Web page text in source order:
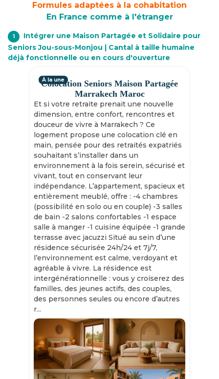
Formules adaptées à la cohabitation
En France comme à l'étranger
1
Intégrer une Maison Partagée et Solidaire pour
Seniors Jou-sous-Monjou | Cantal à taille humaine
déjà fonctionnelle ou en cours d'ouverture
Colocation Seniors Maison Partagée
Marrakech Maroc
Et si votre retraite prenait une nouvelle
dimension, entre confort, rencontres et
douceur de vivre à Marrakech ? Ce
logement propose une colocation clé en
main, pensée pour des retraités expatriés
souhaitant s’installer dans un
environnement à la fois serein, sécurisé et
vivant, tout en conservant leur
indépendance. L’appartement, spacieux et
entièrement meublé, offre : -4 chambres
(possibilité en solo ou en couple) -3 salles
de bain -2 salons confortables -1 espace
salle à manger -1 cuisine équipée -1 grande
terrasse avec jacuzzi Situé au sein d’une
résidence sécurisée 24h/24 et 7j/7,
l’environnement est calme, verdoyant et
agréable à vivre. La résidence est
intergénérationnelle : vous y croiserez des
familles, des jeunes actifs, des couples,
des personnes seules ou encore d’autres
r...
À la une
Slide 1 of 11